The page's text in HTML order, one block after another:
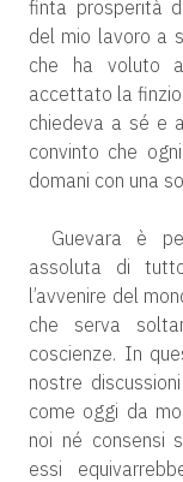
finta prosperità
del mio lavoro a
che ha voluto
accettato la
chiedeva a sé e
convinto che
domani con una
Guevara è
assoluta di
l’avvenire del
che serva
coscienze. In
nostre
come oggi da
noi né consensi
essi